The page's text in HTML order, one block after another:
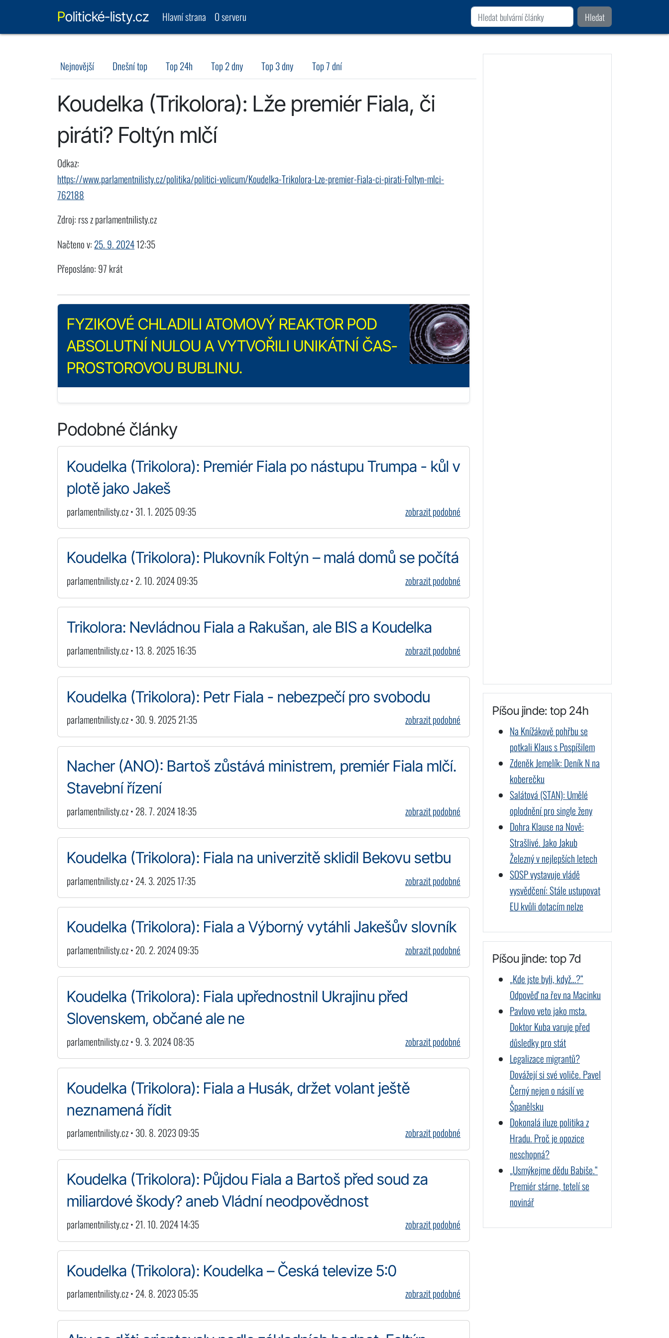
Politické-listy.cz Hlavní strana O serveru Hledat
Nejnovější Dnešní top Top 24h Top 2 dny Top 3 dny Top 7 dní
Koudelka (Trikolora): Lže premiér Fiala, či
piráti? Foltýn mlčí
Odkaz:
https://www.parlamentnilisty.cz/politika/politici-volicum/Koudelka-Trikolora-Lze-premier-Fiala-ci-pirati-Foltyn-mlci-
762188
Zdroj: rss z parlamentnilisty.cz
Načteno v: 25. 9. 202412:35
Přeposláno: 97 krát
FYZIKOVÉ CHLADILI ATOMOVÝ REAKTOR POD
ABSOLUTNÍ NULOU A VYTVOŘILI UNIKÁTNÍ ČAS-
PROSTOROVOU BUBLINU.
Podobné články
Koudelka (Trikolora): Premiér Fiala po nástupu Trumpa - kůl v
plotě jako Jakeš
parlamentnilisty.cz • 31. 1. 2025 09:35 zobrazit podobné
Koudelka (Trikolora): Plukovník Foltýn – malá domů se počítá
parlamentnilisty.cz • 2. 10. 2024 09:35 zobrazit podobné
Trikolora: Nevládnou Fiala a Rakušan, ale BIS a Koudelka
parlamentnilisty.cz • 13. 8. 2025 16:35 zobrazit podobné
Koudelka (Trikolora): Petr Fiala - nebezpečí pro svobodu
parlamentnilisty.cz • 30. 9. 2025 21:35 zobrazit podobné
Nacher (ANO): Bartoš zůstává ministrem, premiér Fiala mlčí.
Stavební řízení
parlamentnilisty.cz • 28. 7. 2024 18:35 zobrazit podobné
Koudelka (Trikolora): Fiala na univerzitě sklidil Bekovu setbu
parlamentnilisty.cz • 24. 3. 2025 17:35 zobrazit podobné
Koudelka (Trikolora): Fiala a Výborný vytáhli Jakešův slovník
parlamentnilisty.cz • 20. 2. 2024 09:35 zobrazit podobné
Koudelka (Trikolora): Fiala upřednostnil Ukrajinu před
Slovenskem, občané ale ne
parlamentnilisty.cz • 9. 3. 2024 08:35 zobrazit podobné
Koudelka (Trikolora): Fiala a Husák, držet volant ještě
neznamená řídit
parlamentnilisty.cz • 30. 8. 2023 09:35 zobrazit podobné
Koudelka (Trikolora): Půjdou Fiala a Bartoš před soud za
miliardové škody? aneb Vládní neodpovědnost
parlamentnilisty.cz • 21. 10. 2024 14:35 zobrazit podobné
Koudelka (Trikolora): Koudelka – Česká televize 5:0
parlamentnilisty.cz • 24. 8. 2023 05:35 zobrazit podobné
Píšou jinde: top 24h
Na Knížákově pohřbu se
potkali Klaus s Pospíšilem
Zdeněk Jemelík: Deník N na
koberečku
Salátová (STAN): Umělé
oplodnění pro single ženy
Dohra Klause na Nově:
Strašlivé. Jako Jakub
Železný v nejlepších letech
SOSP vystavuje vládě
vysvědčení: Stále ustupovat
EU kvůli dotacím nelze
Píšou jinde: top 7d
„Kde jste byli, když…?“
Odpověď na řev na Macinku
Pavlovo veto jako msta.
Doktor Kuba varuje před
důsledky pro stát
Legalizace migrantů?
Dovážejí si své voliče. Pavel
Černý nejen o násilí ve
Španělsku
Dokonalá iluze politika z
Hradu. Proč je opozice
neschopná?
„Usmýkejme dědu Babiše.“
Premiér stárne, tetelí se
novinář